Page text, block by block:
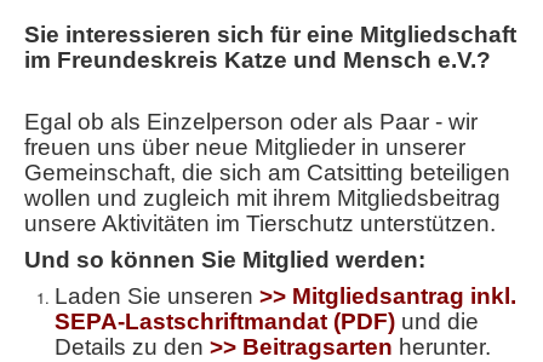
Sie interessieren sich für eine Mitgliedschaft
im Freundeskreis Katze und Mensch e.V.?
Egal ob als Einzelperson oder als Paar - wir
freuen uns über neue Mitglieder in unserer
Gemeinschaft, die sich am Catsitting beteiligen
wollen und zugleich mit ihrem Mitgliedsbeitrag
unsere Aktivitäten im Tierschutz unterstützen.
Und so können Sie Mitglied werden:
Laden Sie unseren >> Mitgliedsantrag inkl.
SEPA-Lastschriftmandat (PDF) und die
Details zu den >> Beitragsarten herunter.